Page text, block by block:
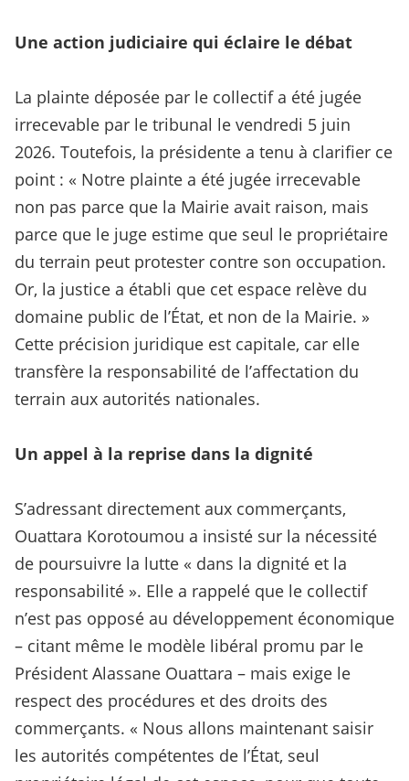
Une action judiciaire qui éclaire le débat
La plainte déposée par le collectif a été jugée
irrecevable par le tribunal le vendredi 5 juin
2026. Toutefois, la présidente a tenu à clarifier ce
point : « Notre plainte a été jugée irrecevable
non pas parce que la Mairie avait raison, mais
parce que le juge estime que seul le propriétaire
du terrain peut protester contre son occupation.
Or, la justice a établi que cet espace relève du
domaine public de l’État, et non de la Mairie. »
Cette précision juridique est capitale, car elle
transfère la responsabilité de l’affectation du
terrain aux autorités nationales.
Un appel à la reprise dans la dignité
S’adressant directement aux commerçants,
Ouattara Korotoumou a insisté sur la nécessité
de poursuivre la lutte « dans la dignité et la
responsabilité ». Elle a rappelé que le collectif
n’est pas opposé au développement économique
– citant même le modèle libéral promu par le
Président Alassane Ouattara – mais exige le
respect des procédures et des droits des
commerçants. « Nous allons maintenant saisir
les autorités compétentes de l’État, seul